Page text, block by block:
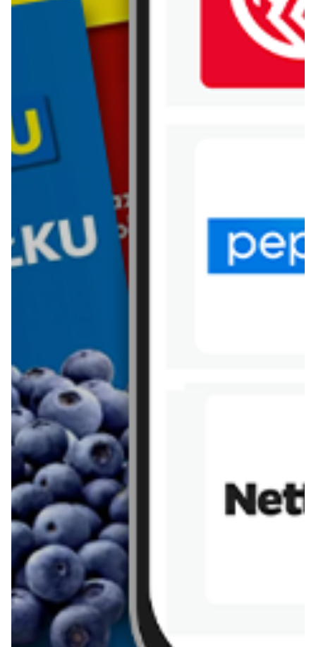
WIĘCEJ GAZETEK